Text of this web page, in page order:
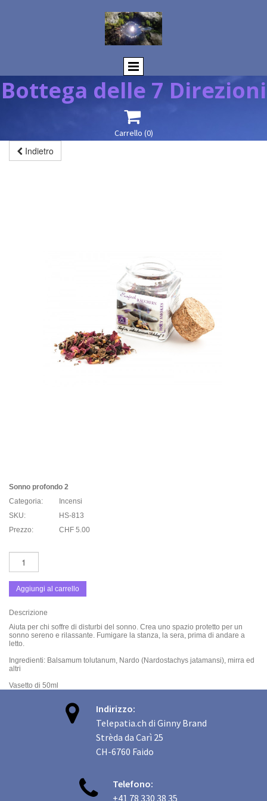
Bottega delle 7 Direzioni

Carrello (0)
Indietro
Sonno profondo 2
Categoria:
Incensi
SKU:
HS-813
Prezzo:
CHF 5.00
Aggiungi al carrello
Descrizione
Aiuta per chi soffre di disturbi del sonno. Crea uno spazio protetto per un
sonno sereno e rilassante. Fumigare la stanza, la sera, prima di andare a
letto.
Ingredienti: Balsamum tolutanum, Nardo (Nardostachys jatamansi), mirra ed
altri
Vasetto di 50ml

Indirizzo:
Telepatia.ch di Ginny Brand
Strèda da Carì 25
CH-6760 Faido

Telefono:
+41 78 330 38 35